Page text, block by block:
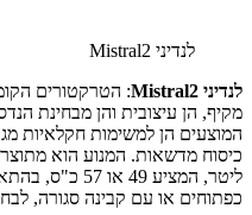
לנדיני Mistral2
לנדיני Mistral2
: הטרקטורים
מקיף, הן עיצובית והן מבחינת
המוצעים הן למשימות חקלאיות
ליטר, המציע
כפתוחים או עם קבינה סגורה,